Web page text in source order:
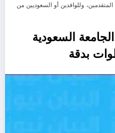
وللوافدين أو السعوديين من
السعودية
بدقة